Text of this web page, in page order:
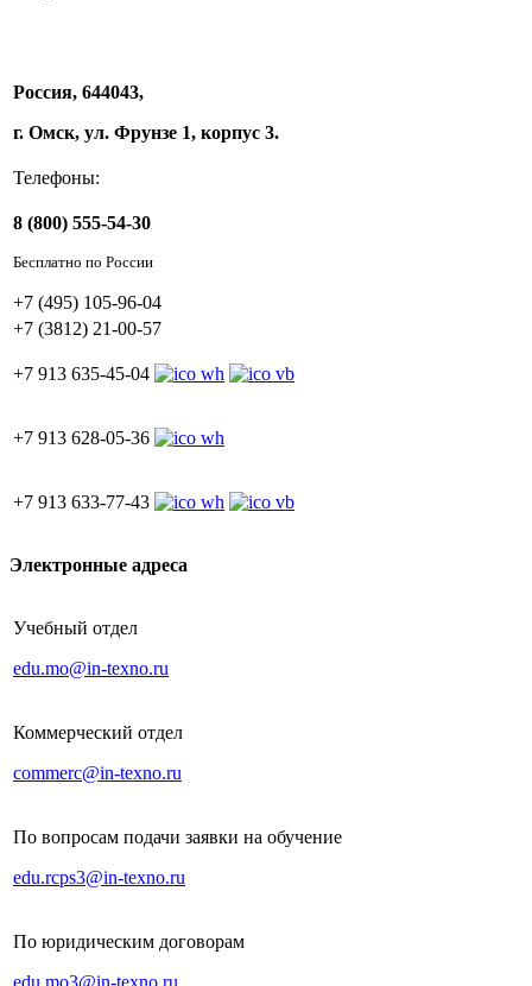
Россия, 644043,
г. Омск, ул. Фрунзе 1, корпус 3.
Телефоны:
8 (800) 555-54-30
Бесплатно по России
+7 (495) 105-96-04
+7 (3812) 21-00-57
+7 913 635-45-04
+7 913 628-05-36
+7 913 633-77-43
Электронные адреса
Учебный отдел
edu.mo@in-texno.ru
Коммерческий отдел
commerc@in-texno.ru
По вопросам подачи заявки на обучение
edu.rcps3@in-texno.ru
По юридическим договорам
edu.mo3@in-texno.ru